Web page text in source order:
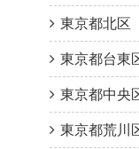
東京都北区
東京都台東
東京都中央
東京都荒川